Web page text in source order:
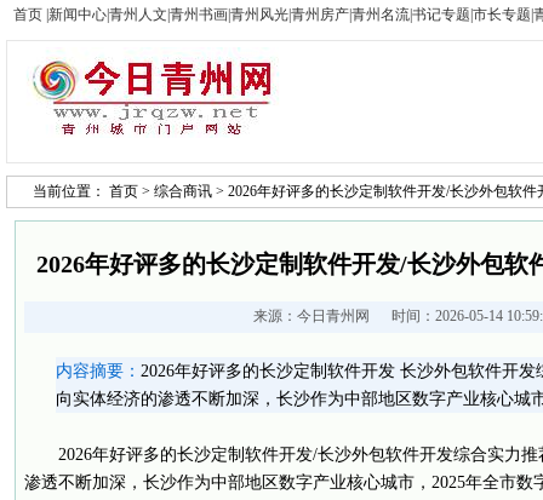
首页 新闻中心青州人文 青州书画青州风光青州房产青州名流书记专题 市长专题
当前位置： 首页 > 综合商讯 > 2026年好评多的长沙定制软件开发/长沙外包软
2026年好评多的长沙定制软件开发/长沙外包软
来源： 今日青州网 时间：2026-05-14
内容摘要： 2026年好评多的长沙定制软件开发 长沙外包软件开
向实体经济的渗透不断加深，长沙作为中部地区数字产业核心城
2026年好评多的长沙定制软件开发/长沙外包软件开发综合实力
渗透不断加深，长沙作为中部地区数字产业核心城市，2025年全市数